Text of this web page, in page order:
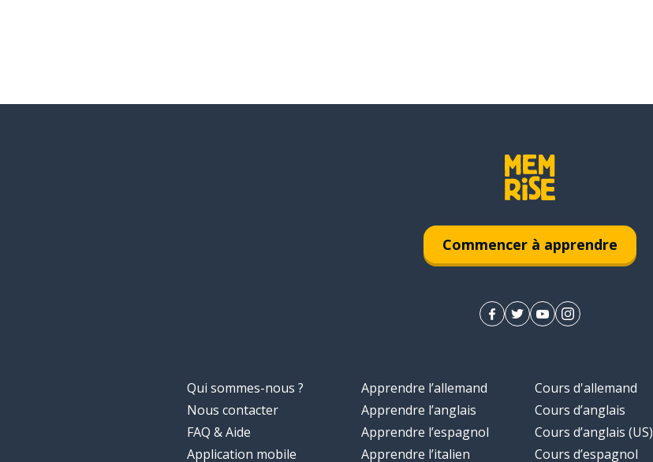
Commencer à apprendre
Qui sommes-nous ?
Nous contacter
FAQ & Aide
Application mobile
Apprendre l’allemand
Apprendre l’anglais
Apprendre l’espagnol
Apprendre l’italien
Cours d'allemand
Cours d’anglais
Cours d’anglais (US)
Cours d’espagnol